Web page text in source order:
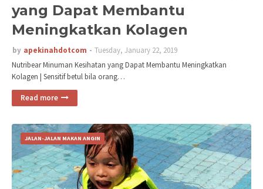
yang Dapat Membantu
Meningkatkan Kolagen
by apekinahdotcom
Tuesday, January 22, 2019
Nutribear Minuman Kesihatan yang Dapat Membantu Meningkatkan
Kolagen | Sensitif betul bila orang…
Read more
JALAN-JALAN MAKAN ANGIN